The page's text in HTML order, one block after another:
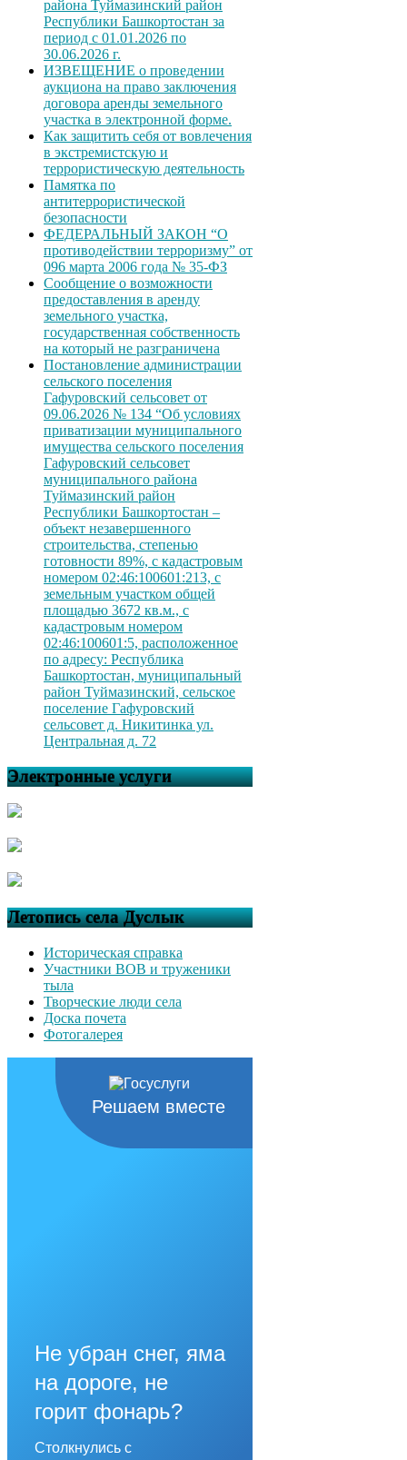
района Туймазинский район
Республики Башкортостан за
период с 01.01.2026 по
30.06.2026 г.
ИЗВЕЩЕНИЕ о проведении
аукциона на право заключения
договора аренды земельного
участка в электронной форме.
Как защитить себя от вовлечения
в экстремистскую и
террористическую деятельность
Памятка по
антитеррористической
безопасности
ФЕДЕРАЛЬНЫЙ ЗАКОН “О
противодействии терроризму” от
096 марта 2006 года № 35-ФЗ
Сообщение о возможности
предоставления в аренду
земельного участка,
государственная собственность
на который не разграничена
Постановление администрации
сельского поселения
Гафуровский сельсовет от
09.06.2026 № 134 “Об условиях
приватизации муниципального
имущества сельского поселения
Гафуровский сельсовет
муниципального района
Туймазинский район
Республики Башкортостан –
объект незавершенного
строительства, степенью
готовности 89%, с кадастровым
номером 02:46:100601:213, с
земельным участком общей
площадью 3672 кв.м., с
кадастровым номером
02:46:100601:5, расположенное
по адресу: Республика
Башкортостан, муниципальный
район Туймазинский, сельское
поселение Гафуровский
сельсовет д. Никитинка ул.
Центральная д. 72
Электронные услуги
Летопись села Дуслык
Историческая справка
Участники ВОВ и труженики
тыла
Творческие люди села
Доска почета
Фотогалерея
Решаем вместе
Не убран снег, яма
на дороге, не
горит фонарь?
Столкнулись с